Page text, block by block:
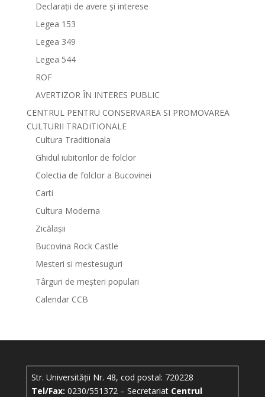
Declarații de avere și interese
Legea 153
Legea 349
Legea 544
ROF
AVERTIZOR ÎN INTERES PUBLIC
CENTRUL PENTRU CONSERVAREA SI PROMOVAREA
CULTURII TRADITIONALE
Cultura Traditionala
Ghidul iubitorilor de folclor
Colectia de folclor a Bucovinei
Carti
Cultura Moderna
Zicălașii
Bucovina Rock Castle
Mesteri si mestesuguri
Târguri de meșteri populari
Calendar CCB
Str. Universității Nr. 48, cod postal: 720228
Tel/Fax: 0230/551372 – Secretariat Centrul